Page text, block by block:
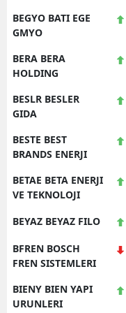
BEGYO BATI EGE
GMYO
BERA BERA
HOLDING
BESLR BESLER
GIDA
BESTE BEST
BRANDS ENERJI
BETAE BETA ENERJI
VE TEKNOLOJI
BEYAZ BEYAZ FILO
BFREN BOSCH
FREN SISTEMLERI
BIENY BIEN YAPI
URUNLERI